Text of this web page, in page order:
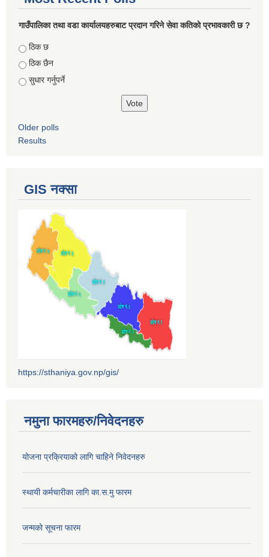
गाउँपालिका तथा वडा कार्यालयहरुबाट प्रदान गरिने सेवा कतिको प्रभावकारी छ ?
Choices
ठिक छ
ठिक छैन
सुधार गर्नुपर्ने
Older polls
Results
GIS नक्सा
https://sthaniya.gov.np/gis/
नमुना फारमहरु/निवेदनहरु
योजना प्रक्रियाको लागि चाहिने निवेदनहरु
स्थायी कर्मचारीका लागि का.स.मु फारम
जन्मको सूचना फारम